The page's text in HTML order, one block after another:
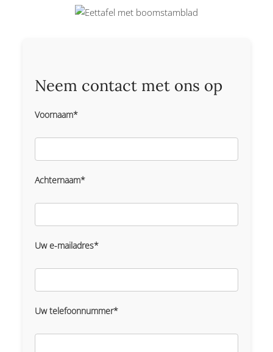
Neem contact met ons op
Voornaam*
Achternaam*
Uw e-mailadres*
Uw telefoonnummer*